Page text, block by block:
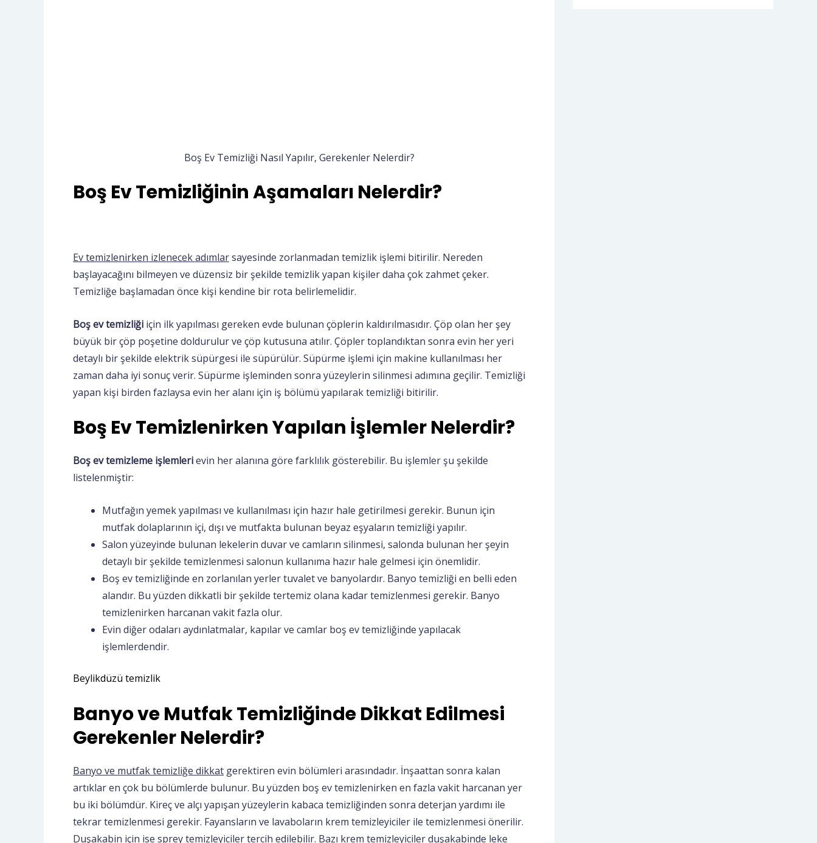
Boş Ev Temizliği Nasıl Yapılır, Gerekenler Nelerdir?
Boş Ev Temizliğinin Aşamaları Nelerdir?
Ev temizlenirken izlenecek adımlarsayesinde zorlanmadan temizlik işlemi bitirilir. Nereden
başlayacağını bilmeyen ve düzensiz bir şekilde temizlik yapan kişiler daha çok zahmet çeker.
Temizliğe başlamadan önce kişi kendine bir rota belirlemelidir.
Boş ev temizliği için ilk yapılması gereken evde bulunan çöplerin kaldırılmasıdır. Çöp olan her şey
büyük bir çöp poşetine doldurulur ve çöp kutusuna atılır. Çöpler toplandıktan sonra evin her yeri
detaylı bir şekilde elektrik süpürgesi ile süpürülür. Süpürme işlemi için makine kullanılması her
zaman daha iyi sonuç verir. Süpürme işleminden sonra yüzeylerin silinmesi adımına geçilir. Temizliği
yapan kişi birden fazlaysa evin her alanı için iş bölümü yapılarak temizliği bitirilir.
Boş Ev Temizlenirken Yapılan İşlemler Nelerdir?
Boş ev temizleme işlemlerievin her alanına göre farklılık gösterebilir. Bu işlemler şu şekilde
listelenmiştir:
Mutfağın yemek yapılması ve kullanılması için hazır hale getirilmesi gerekir. Bunun için
mutfak dolaplarının içi, dışı ve mutfakta bulunan beyaz eşyaların temizliği yapılır.
Salon yüzeyinde bulunan lekelerin duvar ve camların silinmesi, salonda bulunan her şeyin
detaylı bir şekilde temizlenmesi salonun kullanıma hazır hale gelmesi için önemlidir.
Boş ev temizliğinde en zorlanılan yerler tuvalet ve banyolardır. Banyo temizliği en belli eden
alandır. Bu yüzden dikkatli bir şekilde tertemiz olana kadar temizlenmesi gerekir. Banyo
temizlenirken harcanan vakit fazla olur.
Evin diğer odaları aydınlatmalar, kapılar ve camlar boş ev temizliğinde yapılacak
işlemlerdendir.
Beylikdüzü temizlik
Banyo ve Mutfak Temizliğinde Dikkat Edilmesi
Gerekenler Nelerdir?
Banyo ve mutfak temizliğe dikkat gerektiren evin bölümleri arasındadır. İnşaattan sonra kalan
artıklar en çok bu bölümlerde bulunur. Bu yüzden boş ev temizlenirken en fazla vakit harcanan yer
bu iki bölümdür. Kireç ve alçı yapışan yüzeylerin kabaca temizliğinden sonra deterjan yardımı ile
tekrar temizlenmesi gerekir. Fayansların ve lavaboların krem temizleyiciler ile temizlenmesi önerilir.
Duşakabin için ise sprey temizleyiciler tercih edilebilir. Bazı krem temizleyiciler duşakabinde leke